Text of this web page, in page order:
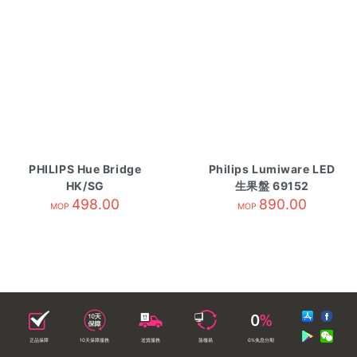
PHILIPS Hue Bridge
HK/SG
MOP 498.00
Philips Lumiware LED
生果盤 69152
MOP 890.00
正品保障 10天保障服務 送貨服務 落樓易 0%免息分期